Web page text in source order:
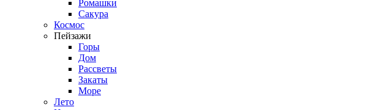
Ромашки
Сакура
Космос
Пейзажи
Горы
Дом
Рассветы
Закаты
Море
Лето